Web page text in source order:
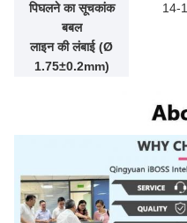
पिघलने का सूचकांक
14-
बबल
लाइन की लंबाई (Ø
1.75±0.2mm)